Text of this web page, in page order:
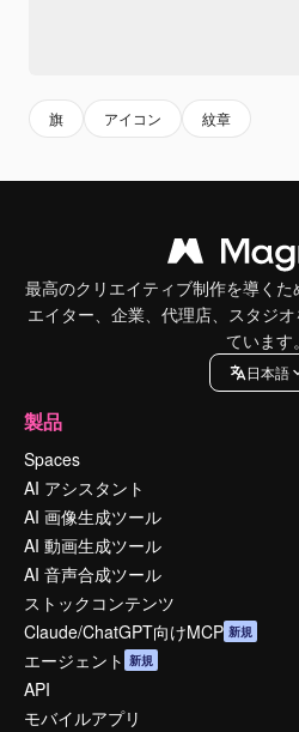
旗 アイコン 紋章
最高のクリエイティブ制作を導く
エイター、企業、代理店、スタジ
ています。
日本語
製品
Spaces
AI アシスタント
AI 画像生成ツール
AI 動画生成ツール
AI 音声合成ツール
ストックコンテンツ
Claude/ChatGPT向けMCP 新規
エージェント 新規
API
モバイルアプリ